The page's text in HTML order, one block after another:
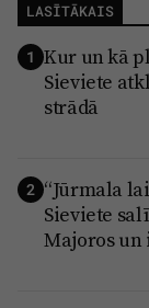
LASĪTĀKAIS
1 Kur un kā
Sieviete
strādā
2 “Jūrmala
Sieviete
Majoros